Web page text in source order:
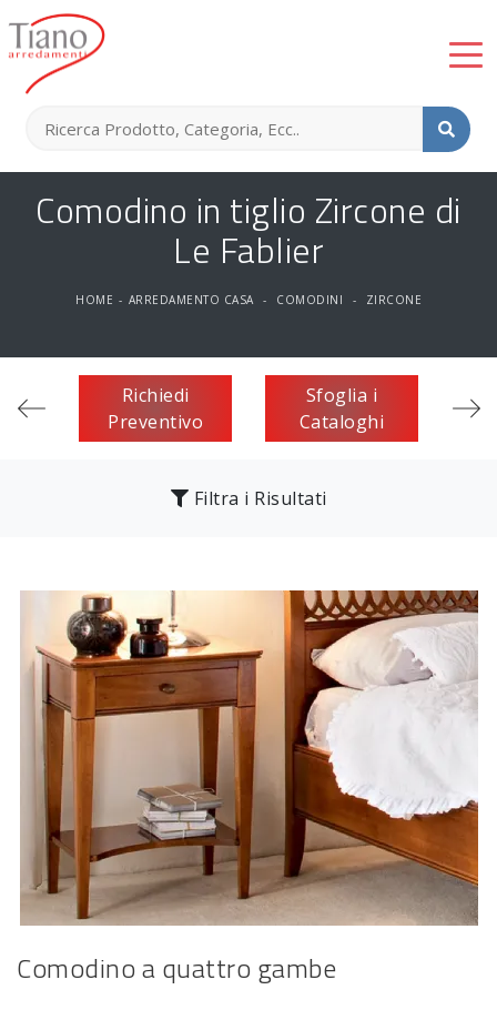
Comodino in tiglio Zircone di
Le Fablier
HOME - ARREDAMENTO CASA - COMODINI - ZIRCONE
Richiedi
Preventivo
Sfoglia i
Cataloghi
Filtra i Risultati
Comodino a quattro gambe